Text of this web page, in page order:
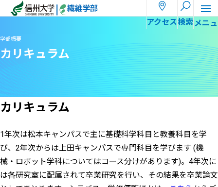
ホーム 学部概要 カリキュラム
学部概要
カリキュラム
カリキュラム
1年次は松本キャンパスで主に基礎科学科目と教養科目を学
び、2年次からは上田キャンパスで専門科目を学びます (機
械・ロボット学科についてはコース分けがあります)。4年次に
は各研究室に配属されて卒業研究を行い、その結果を卒業論文
アクセス検索